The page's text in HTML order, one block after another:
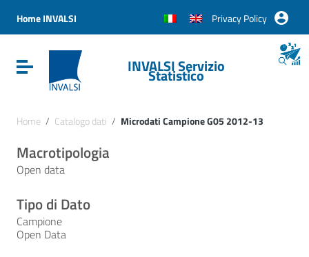
Vai al menu di navigazione
Vai al footer
Home INVALSI Privacy Policy
Attiva / disattiva la navigazioneINVALSI Servizio
Statistico
Home / Catalogo dati / Microdati Campione G05 2012-13
Macrotipologia
Open data
Tipo di Dato
Campione
Open Data